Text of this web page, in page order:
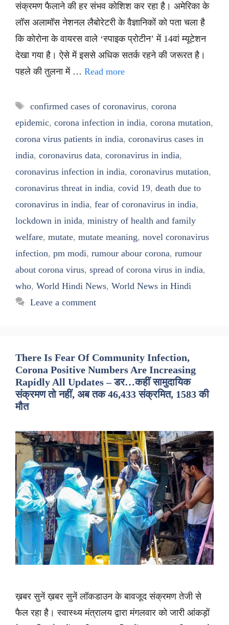
संक्रमण फैलाने की हर संभव कोशिश कर रहा है। अमेरिका के
लॉस अलामॉस नेशनल लैबोरेटरी के वैज्ञानिकों को पता चला है
कि कोरोना के वायरस वाले ‘स्पाइक प्रोटीन’ में 14वां म्यूटेशन
देखा गया है। ऐसे में इससे अधिक सतर्क रहने की जरूरत है।
पहले की तुलना में … Read more
Tags
confirmed cases of coronavirus, corona
epidemic, corona infection in india, corona mutation,
corona virus patients in india, coronavirus cases in
india, coronavirus data, coronavirus in india,
coronavirus infection in india, coronavirus mutation,
coronavirus threat in india, covid 19, death due to
coronavirus in india, fear of coronavirus in india,
lockdown in inida, ministry of health and family
welfare, mutate, mutate meaning, novel coronavirus
infection, pm modi, rumour abour corona, rumour
about corona virus, spread of corona virus in india,
who, World Hindi News, World News in Hindi
Leave a comment
There Is Fear Of Community Infection,
Corona Positive Numbers Are Increasing
Rapidly All Updates – डर…कहीं सामुदायिक
संक्रमण तो नहीं, अब तक 46,433 संक्रमित, 1583 की
मौत
ख़बर सुनें ख़बर सुनें लॉकडाउन के बावजूद संक्रमण तेजी से
फैल रहा है। स्वास्थ्य मंत्रालय द्वारा मंगलवार को जारी आंकड़ों